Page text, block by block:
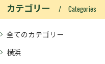
カテゴリー Categories
全てのカテゴリー
横浜